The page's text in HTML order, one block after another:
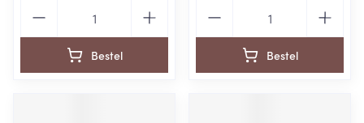
Bestel Bestel